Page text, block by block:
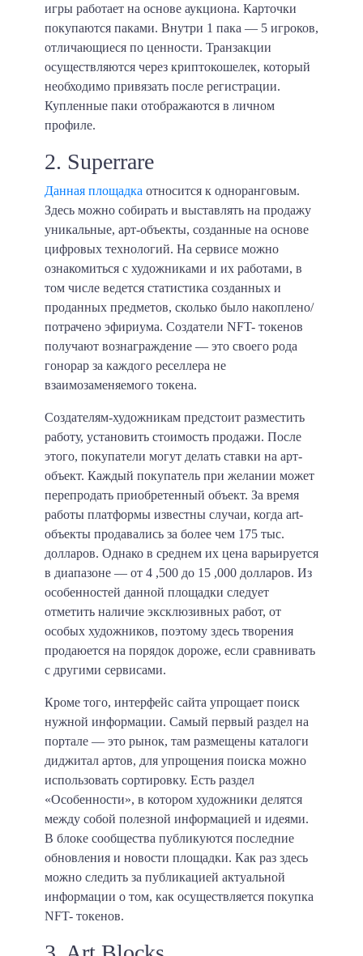
игры работает на основе аукциона. Карточки
покупаются паками. Внутри 1 пака — 5 игроков,
отличающиеся по ценности. Транзакции
осуществляются через криптокошелек, который
необходимо привязать после регистрации.
Купленные паки отображаются в личном
профиле.
2. Superrare
Данная площадка относится к одноранговым.
Здесь можно собирать и выставлять на продажу
уникальные, арт-объекты, созданные на основе
цифровых технологий. На сервисе можно
ознакомиться с художниками и их работами, в
том числе ведется статистика созданных и
проданных предметов, сколько было накоплено/
потрачено эфириума. Создатели NFT- токенов
получают вознаграждение — это своего рода
гонорар за каждого реселлера не
взаимозаменяемого токена.
Создателям-художникам предстоит разместить
работу, установить стоимость продажи. После
этого, покупатели могут делать ставки на арт-
объект. Каждый покупатель при желании может
перепродать приобретенный объект. За время
работы платформы известны случаи, когда art-
объекты продавались за более чем 175 тыс.
долларов. Однако в среднем их цена варьируется
в диапазоне — от 4 ,500 до 15 ,000 долларов. Из
особенностей данной площадки следует
отметить наличие эксклюзивных работ, от
особых художников, поэтому здесь творения
продаюется на порядок дороже, если сравнивать
с другими сервисами.
Кроме того, интерфейс сайта упрощает поиск
нужной информации. Самый первый раздел на
портале — это рынок, там размещены каталоги
диджитал артов, для упрощения поиска можно
использовать сортировку. Есть раздел
«Особенности», в котором художники делятся
между собой полезной информацией и идеями.
В блоке сообщества публикуются последние
обновления и новости площадки. Как раз здесь
можно следить за публикацией актуальной
информации о том, как осуществляется покупка
NFT- токенов.